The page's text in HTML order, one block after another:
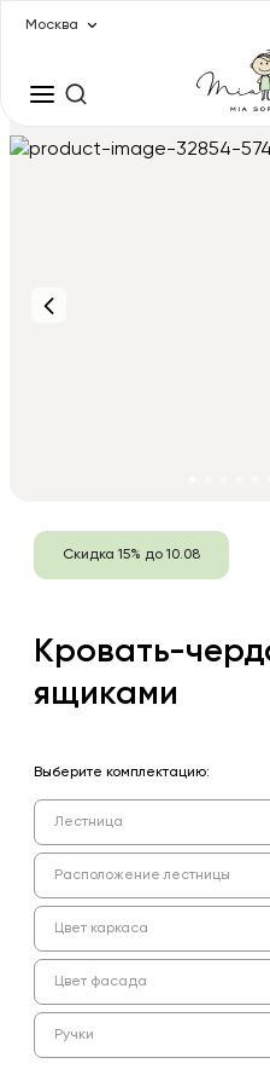
Москва
Скидка 15% до 10.08
Кровать-
ящиками
Выберите комплектацию:
Лестница
Расположение лестницы
Цвет каркаса
Цвет фасада
Ручки